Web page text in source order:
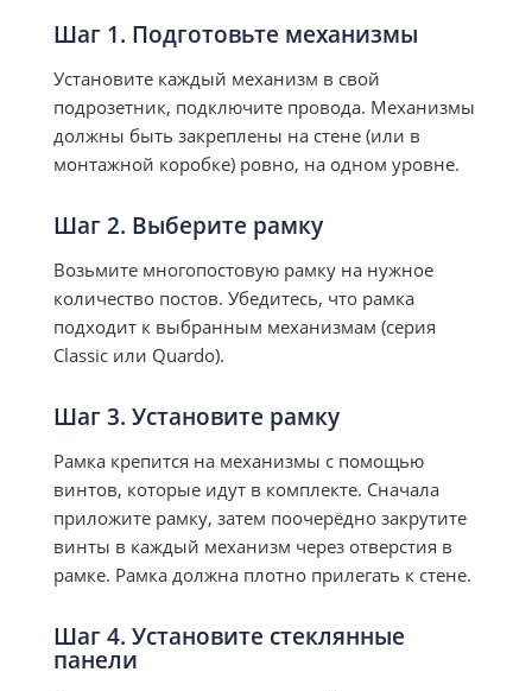
Шаг 1. Подготовьте механизмы
Установите каждый механизм в свой
подрозетник, подключите провода. Механизмы
должны быть закреплены на стене (или в
монтажной коробке) ровно, на одном уровне.
Шаг 2. Выберите рамку
Возьмите многопостовую рамку на нужное
количество постов. Убедитесь, что рамка
подходит к выбранным механизмам (серия
Classic или Quardo).
Шаг 3. Установите рамку
Рамка крепится на механизмы с помощью
винтов, которые идут в комплекте. Сначала
приложите рамку, затем поочерёдно закрутите
винты в каждый механизм через отверстия в
рамке. Рамка должна плотно прилегать к стене.
Шаг 4. Установите стеклянные
панели